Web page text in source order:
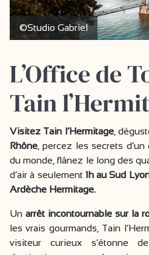
©Studio Gabriel
L’Office de
Tain
Visitez Tain l’Hermitage,
Rhône , percez les secrets
du monde, flânez le long des
d’air à seulement 1h au Sud
Ardèche Hermitage.
Un arrêt incontournable sur la
les vrais gourmands, Tain
visiteur curieux s’étonne